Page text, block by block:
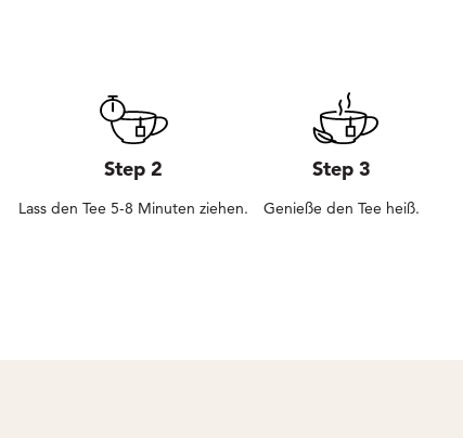
Step 2
Lass den Tee 5-8 Minuten ziehen.
Step 3
Genieße den Tee heiß.